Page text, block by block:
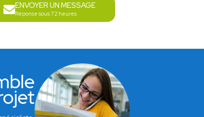
ENVOYER UN MESSAGE
Réponse sous 72 heures